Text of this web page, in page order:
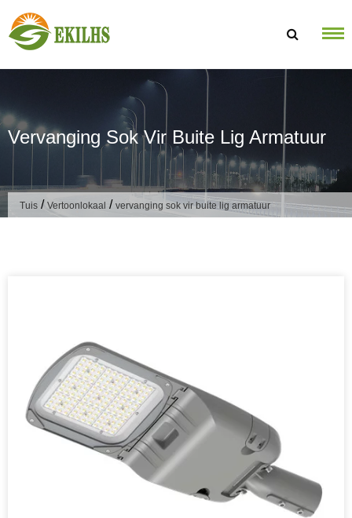
Vervanging Sok Vir Buite Lig Armatuur
Tuis / Vertoonlokaal / vervanging sok vir buite lig armatuur